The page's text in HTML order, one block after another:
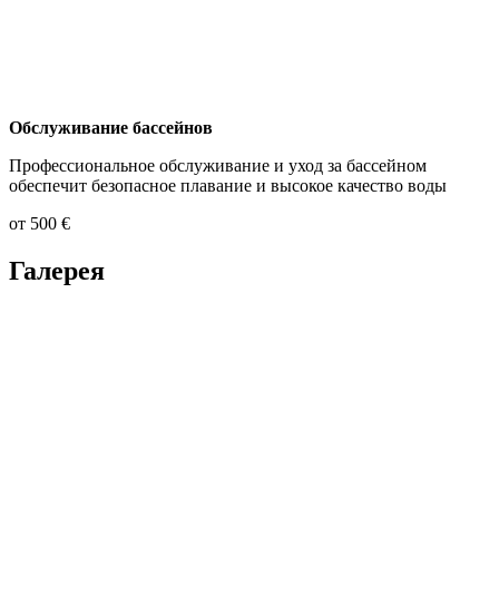
Обслуживание бассейнов
Профессиональное обслуживание и уход за бассейном
обеспечит безопасное плавание и высокое качество воды
от 500 €
Галерея